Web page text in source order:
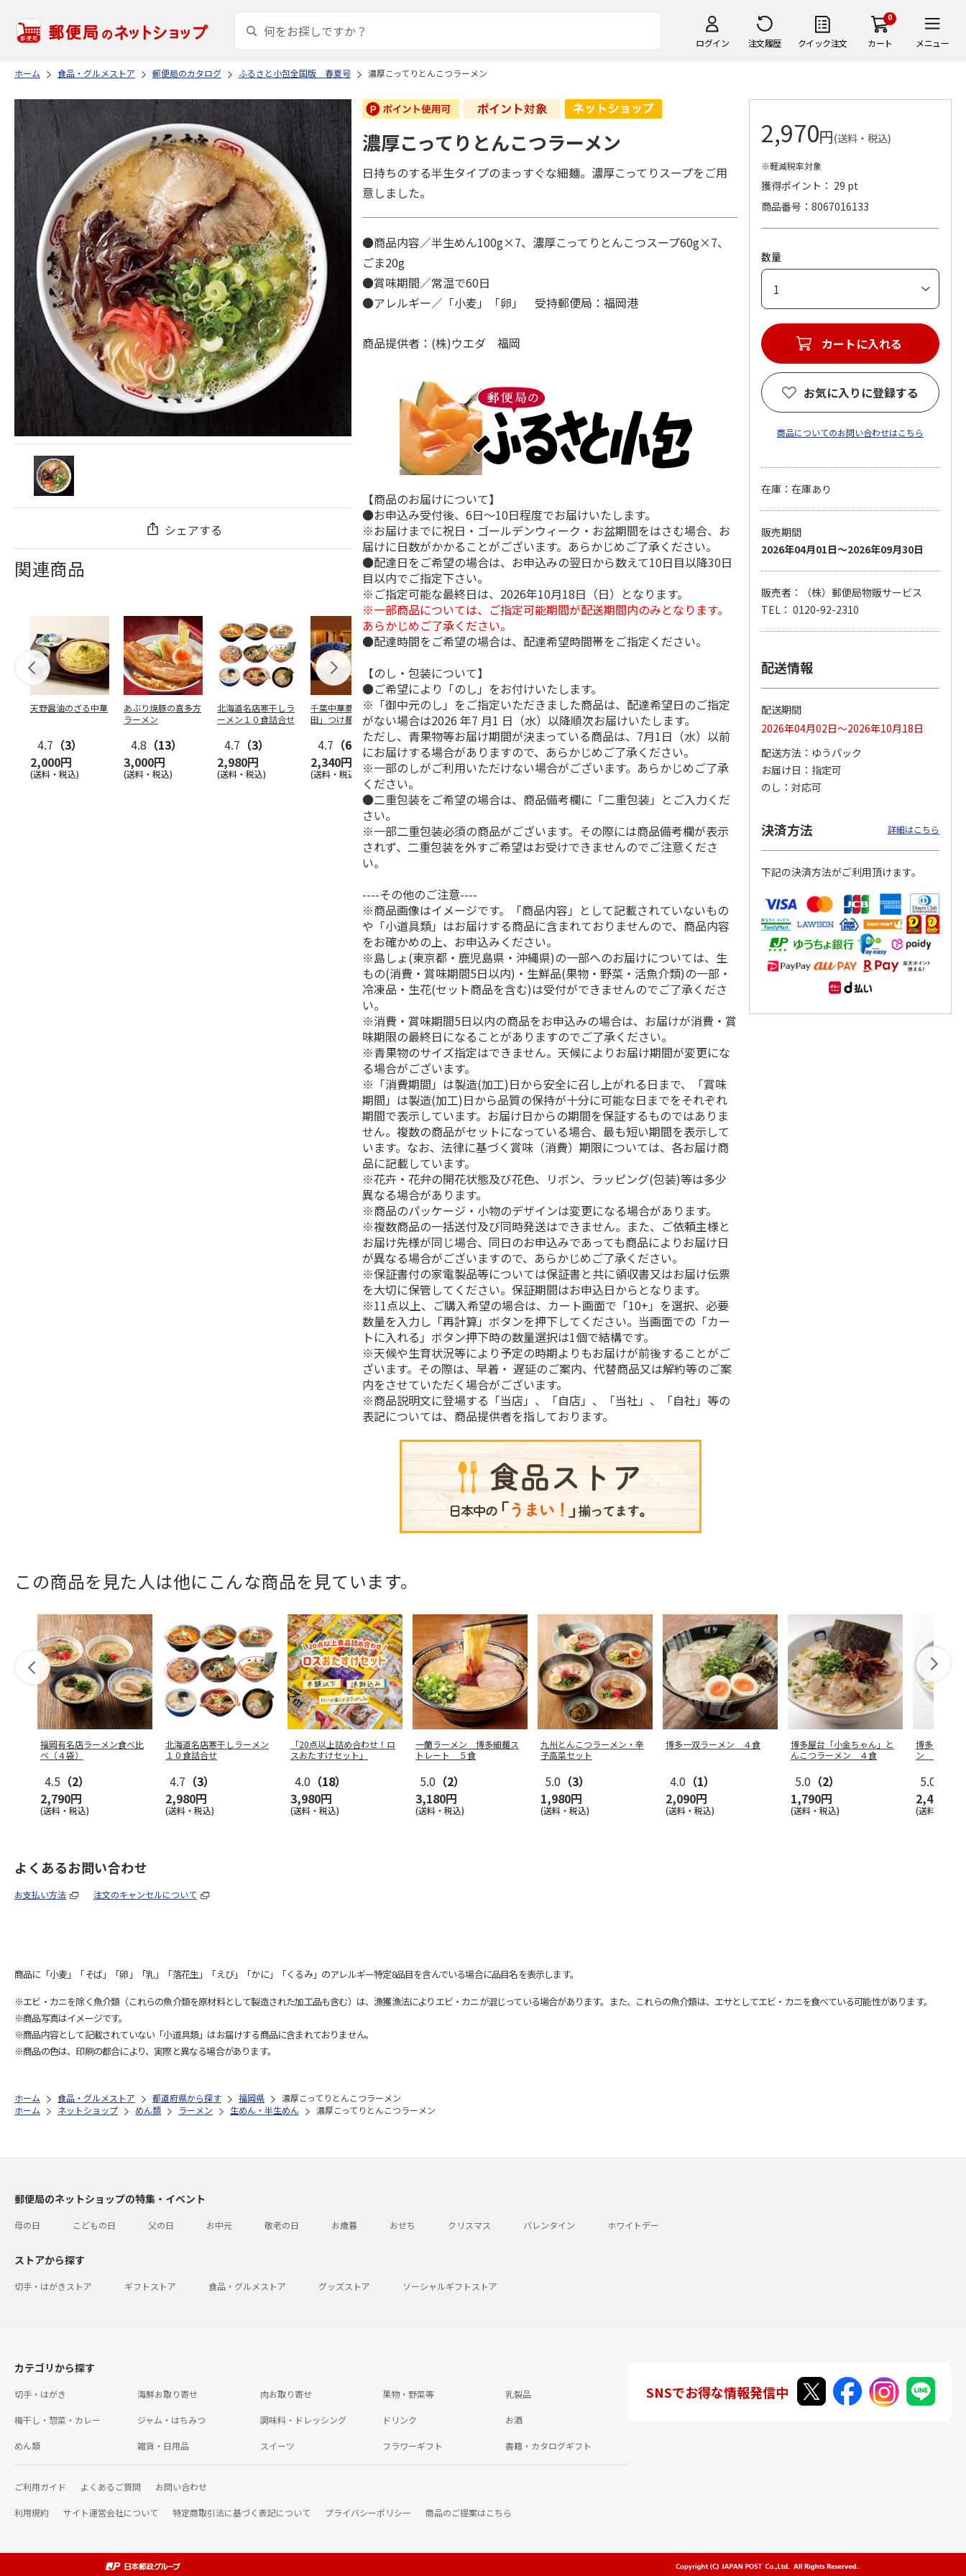
ログイン 注文履歴 クイック注文
0
カート メニュー
ホーム 食品・グルメストア 郵便局のカタログ ふるさと小包全国版 春夏号 濃厚こってりとんこつラーメン
シェアする
関連商品
天野醤油のざる中華
4.7 （3）
2,000円
(送料・税込)
あぶり焼豚の喜多方
ラーメン
4.8 （13）
3,000円
(送料・税込)
北海道名店寒干しラ
ーメン１０食詰合せ
4.7 （3）
2,980円
(送料・税込)
千葉中華蕎麦「とみ
田」つけ麺４食
4.7 （6）
2,340円
(送料・税込)
＜ご自宅用＞喜多方
ラーメン味三昧温冷
セット １０食
5.0（1）
2,450円
(送料・税込)
山形発祥 栄屋本店
元祖冷しらーめん
４食
5.0（1）
1,440円
(送料・税込)
北海道名店の味ラー
メン５種
5.0（2）
2,980円
(送料・税込)
＜お中元＞喜多方ラ
ーメン温冷詰合せ
4.0 （2）
1,900円
(送料・税込)
札幌西山ラーメン
4.7
（3）
1,950円
(送料・税込)
食
濃厚こってりとんこつラーメン
日持ちのする半生タイプのまっすぐな細麺。濃厚こってりスープをご用
意しました。
●商品内容／半生めん100g×7、濃厚こってりとんこつスープ60g×7、
ごま20g
●賞味期間／常温で60日
●アレルギー／「小麦」「卵」 受持郵便局：福岡港
商品提供者：(株)ウエダ 福岡
【商品のお届けについて】
●お申込み受付後、6日～10日程度でお届けいたします。
※お届けまでに祝日・ゴールデンウィーク・お盆期間をはさむ場合、お
届けに日数がかかることがございます。あらかじめご了承ください。
●配達日をご希望の場合は、お申込みの翌日から数えて10日目以降30日
目以内でご指定下さい。
※ご指定可能な最終日は、2026年10月18日（日）となります。
※一部商品については、ご指定可能期間が配送期間内のみとなります。
あらかじめご了承ください。
●配達時間をご希望の場合は、配達希望時間帯をご指定ください。
【のし・包装について】
●ご希望により「のし」をお付けいたします。
※「御中元のし」をご指定いただきました商品は、配達希望日のご指定
がない場合は2026 年7 月1 日（水）以降順次お届けいたします。
ただし、青果物等お届け期間が決まっている商品は、7月1日（水）以前
にお届けする場合がありますので、あらかじめご了承ください。
※一部のしがご利用いただけない場合がございます。あらかじめご了承
ください。
●二重包装をご希望の場合は、商品備考欄に「二重包装」とご入力くだ
さい。
※一部二重包装必須の商品がございます。その際には商品備考欄が表示
されず、二重包装を外すご希望はお受けできませんのでご注意くださ
い。
----その他のご注意----
※商品画像はイメージです。「商品内容」として記載されていないもの
や「小道具類」はお届けする商品に含まれておりませんので、商品内容
をお確かめの上、お申込みください。
※島しょ(東京都・鹿児島県・沖縄県)の一部へのお届けについては、生
もの(消費・賞味期間5日以内)・生鮮品(果物・野菜・活魚介類)の一部・
冷凍品・生花(セット商品を含む)は受付ができませんのでご了承くださ
い。
※消費・賞味期間5日以内の商品をお申込みの場合は、お届けが消費・賞
味期限の最終日になることがありますのでご了承ください。
※青果物のサイズ指定はできません。天候によりお届け期間が変更にな
る場合がございます。
※「消費期間」は製造(加工)日から安全に召し上がれる日まで、「賞味
期間」は製造(加工)日から品質の保持が十分に可能な日までをそれぞれ
期間で表示しています。お届け日からの期間を保証するものではありま
せん。複数の商品がセットになっている場合、最も短い期間を表示して
います。なお、法律に基づく賞味（消費）期限については、各お届け商
品に記載しています。
※花卉・花弁の開花状態及び花色、リボン、ラッピング(包装)等は多少
異なる場合があります。
※商品のパッケージ・小物のデザインは変更になる場合があります。
※複数商品の一括送付及び同時発送はできません。また、ご依頼主様と
お届け先様が同じ場合、同日のお申込みであっても商品によりお届け日
が異なる場合がございますので、あらかじめご了承ください。
※保証書付の家電製品等については保証書と共に領収書又はお届け伝票
を大切に保管してください。保証期間はお申込日からとなります。
※11点以上、ご購入希望の場合は、カート画面で「10+」を選択、必要
数量を入力し「再計算」ボタンを押下してください。当画面での「カー
トに入れる」ボタン押下時の数量選択は1個で結構です。
※天候や生育状況等により予定の時期よりもお届けが前後することがご
ざいます。その際は、早着・ 遅延のご案内、代替商品又は解約等のご案
内をさせていただく場合がございます。
※商品説明文に登場する「当店」、「自店」、「当社」、「自社」等の
表記については、商品提供者を指しております。
2,970円(送料・税込)
※軽減税率対象
獲得ポイント： 29 pt
商品番号
8067016133
数量
カートに入れる
お気に入りに登録する
商品についてのお問い合わせはこちら
在庫：在庫あり
販売期間
2026年04月01日～2026年09月30日
販売者：（株）郵便局物販サービス
TEL： 0120-92-2310
配送情報
配送期間
2026年04月02日～2026年10月18日
配送方法
ゆうパック
お届け日
指定可
のし
対応可
決済方法 詳細はこちら
下記の決済方法がご利用頂けます。
この商品を見た人は他にこんな商品を見ています。
福岡有名店ラーメン食べ比
べ（４袋）
4.5 （2）
2,790円
(送料・税込)
北海道名店寒干しラーメン
１０食詰合せ
4.7 （3）
2,980円
(送料・税込)
「20点以上詰め合わせ！ロ
スおたすけセット」
4.0 （18）
3,980円
(送料・税込)
一蘭ラーメン 博多細麺ス
トレート ５食
5.0 （2）
3,180円
(送料・税込)
九州とんこつラーメン・辛
子高菜セット
5.0 （3）
1,980円
(送料・税込)
博多一双ラーメン ４食
4.0 （1）
2,090円
(送料・税込)
博多屋台「小金ちゃん」と
んこつラーメン ４食
5.0 （2）
1,790円
(送料・税込)
博多とんこ
ン ８食
5.0
2,440円
(送料・税込)
よくあるお問い合わせ
お支払い方法 注文のキャンセルについて
商品に「小麦」「そば」「卵」「乳」「落花生」「えび」「かに」「くるみ」のアレルギー特定8品目を含んでいる場合に品目名を表示します。
※エビ・カニを除く魚介類（これらの魚介類を原材料として製造された加工品も含む）は、漁獲漁法によりエビ・カニが混じっている場合があります。また、これらの魚介類は、エサとしてエビ・カニを食べている可能性があります。
※商品写真はイメージです。
※商品内容として記載されていない「小道具類」はお届けする商品に含まれておりません。
※商品の色は、印刷の都合により、実際と異なる場合があります。
ホーム 食品・グルメストア 都道府県から探す 福岡県
濃厚こってりとんこつラーメン
ホーム
ネットショップ めん類 ラーメン 生めん・半生めん 濃厚こってりとんこつラーメン
郵便局のネットショップの特集・イベント
母の日 こどもの日 父の日 お中元 敬老の日 お歳暮 おせち クリスマス バレンタイン ホワイトデー
ストアから探す
切手・はがきストア ギフトストア 食品・グルメストア グッズストア ソーシャルギフトストア
カテゴリから探す
切手・はがき 海鮮お取り寄せ 肉お取り寄せ 果物・野菜等 乳製品
梅干し・惣菜・カレー ジャム・はちみつ 調味料・ドレッシング ドリンク お酒
めん類 雑貨・日用品 スイーツ フラワーギフト 書籍・カタログギフト
ご利用ガイド よくあるご質問 お問い合わせ
利用規約 サイト運営会社について 特定商取引法に基づく表記について プライバシーポリシー 商品のご提案はこちら
SNSでお得な情報発信中